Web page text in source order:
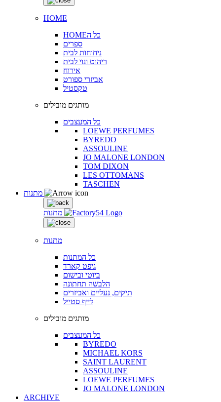
HOME
HOMEכל ה
ספרים
ניחוחות לבית
ריהוט ונוי לבית
אירוח
אביזרי ספורט
טקסטיל
מותגים מובילים
כל המעצבים
LOEWE PERFUMES
BYREDO
ASSOULINE
JO MALONE LONDON
TOM DIXON
LES OTTOMANS
TASCHEN
מתנות
מתנות
כל המתנות
גיפט קארד
ביוטי ובישום
הלבשה תחתונה
תיקים, נעליים ואביזרים
לייף סטייל
מותגים מובילים
כל המעצבים
BYREDO
MICHAEL KORS
SAINT LAURENT
ASSOULINE
LOEWE PERFUMES
JO MALONE LONDON
ARCHIVE